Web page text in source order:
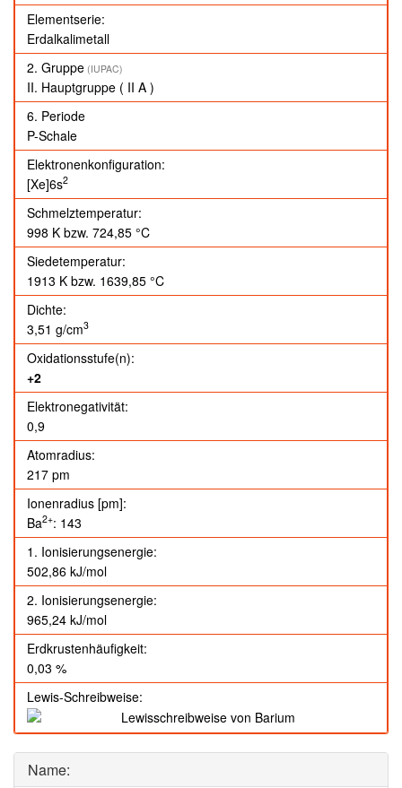
Elementserie:
Erdalkalimetall
2. Gruppe(IUPAC)
II. Hauptgruppe ( II A )
6. Periode
P-Schale
Elektronenkonfiguration:
[Xe]6s2
Schmelztemperatur:
998 Kbzw. 724,85 °C
Siedetemperatur:
1913 Kbzw. 1639,85 °C
Dichte:
3,51 g/cm3
Oxidationsstufe(n):
+2
Elektronegativität:
0,9
Atomradius:
217 pm
Ionenradius [pm]:
Ba2+: 143
1. Ionisierungsenergie:
502,86 kJ/mol
2. Ionisierungsenergie:
965,24 kJ/mol
Erdkrustenhäufigkeit:
0,03 %
Lewis-Schreibweise:
Name: